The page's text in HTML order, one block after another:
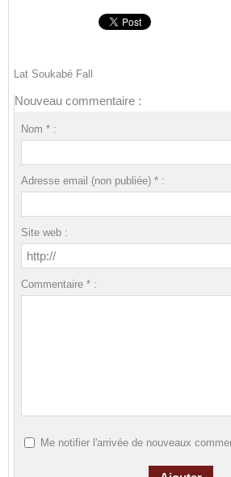
Lat Soukabé Fall
Nouveau commentaire :
Nom * :
Adresse email (non publiée) * :
Site web :
Commentaire * :
Me notifier l'arrivée de nouveaux